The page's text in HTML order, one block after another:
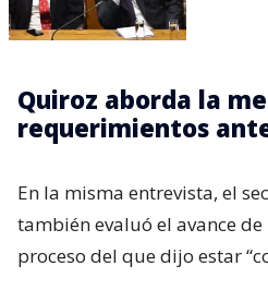
Quiroz aborda la
requerimientos
En la misma entrevista, el
también evaluó el avance
proceso del que dijo estar